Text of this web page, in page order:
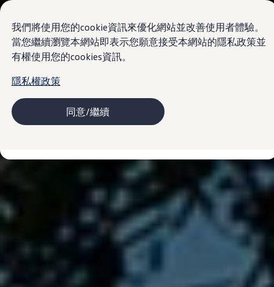
我們將使用您的cookie資訊來優化網站並改善使用者體驗。
當您繼續瀏覽本網站即表示您願意接受本網站的隱私政策並
有權使用您的cookies資訊。
隱私權政策
同意/繼續
Skip to
content
Skip
footer
Nutzfahrzeuge
購車及售服優惠
購車優惠
售後服務優惠
型錄下載
車主及售後服務
高田 (TAKATA) 安全氣囊產品安全召回
配件及精品
VanLife
愛車指南
新品及經濟型零件
保固資訊
新聞中心
福斯商旅品牌編年史
VanLife 樂旅人生
樂旅誌
創新科技
IQ.DRIVE 智能駕駛輔助系統